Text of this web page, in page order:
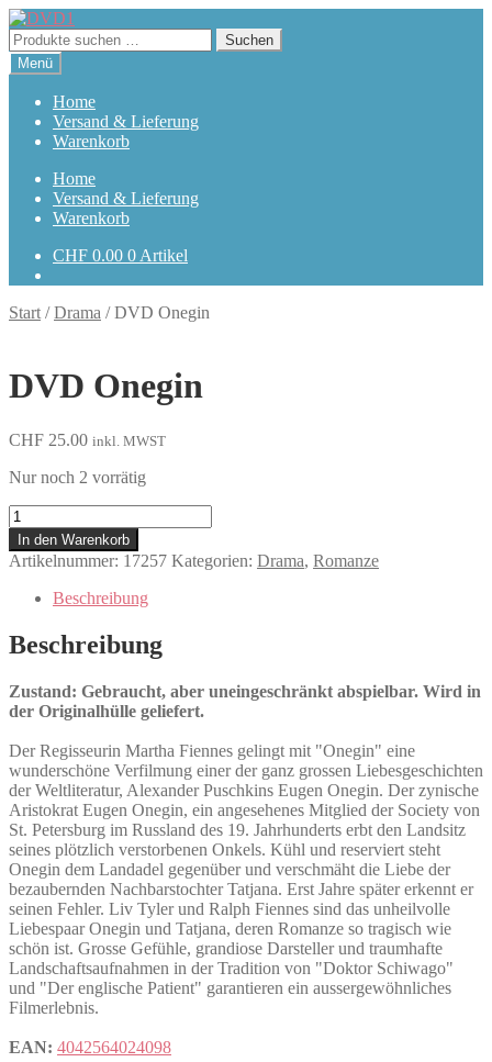
Zur
Navigation
springen
Zum
Inhalt
springen
Suchen
nach:
Suchen
Menü
Home
Versand & Lieferung
Warenkorb
Home
Versand & Lieferung
Warenkorb
CHF 0.00 0 Artikel
Start /Drama /DVD Onegin
DVD Onegin
CHF 25.00 inkl. MWST
Nur noch 2 vorrätig
Onegin
Menge
In den Warenkorb
Artikelnummer: 17257 Kategorien: Drama, Romanze
Beschreibung
Beschreibung
Zustand: Gebraucht, aber uneingeschränkt abspielbar. Wird in
der Originalhülle geliefert.
Der Regisseurin Martha Fiennes gelingt mit "Onegin" eine
wunderschöne Verfilmung einer der ganz grossen Liebesgeschichten
der Weltliteratur, Alexander Puschkins Eugen Onegin. Der zynische
Aristokrat Eugen Onegin, ein angesehenes Mitglied der Society von
St. Petersburg im Russland des 19. Jahrhunderts erbt den Landsitz
seines plötzlich verstorbenen Onkels. Kühl und reserviert steht
Onegin dem Landadel gegenüber und verschmäht die Liebe der
bezaubernden Nachbarstochter Tatjana. Erst Jahre später erkennt er
seinen Fehler. Liv Tyler und Ralph Fiennes sind das unheilvolle
Liebespaar Onegin und Tatjana, deren Romanze so tragisch wie
schön ist. Grosse Gefühle, grandiose Darsteller und traumhafte
Landschaftsaufnahmen in der Tradition von "Doktor Schiwago"
und "Der englische Patient" garantieren ein aussergewöhnliches
Filmerlebnis.
EAN: 4042564024098